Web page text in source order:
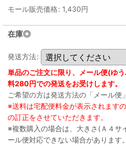
モール販売価格: 1,430円
在庫◎
発送方法:
単品のご注文に限り、メール便(ゆ
料280円での発送をお受けします。
ご希望の方は発送方法の「メール便
※送料は宅配便料金が表示されます
の訂正をさせていただきます。
※複数購入の場合は、大きさ(Ａ４サ
ール便対応できない場合があります。